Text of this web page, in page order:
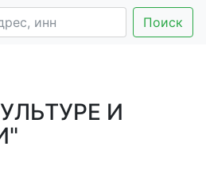
Поиск
И